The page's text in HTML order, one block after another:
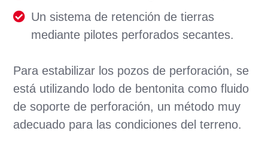
Un sistema de retención de tierras
mediante pilotes perforados secantes.
Para estabilizar los pozos de perforación, se
está utilizando lodo de bentonita como fluido
de soporte de perforación, un método muy
adecuado para las condiciones del terreno.